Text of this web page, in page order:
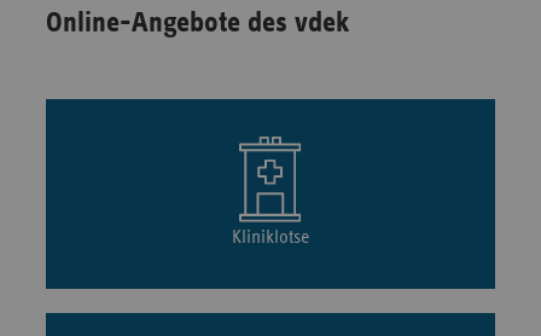
Online-Angebote des vdek
Kliniklotse